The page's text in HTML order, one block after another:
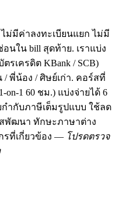
ม่มีค่าลงทะเบียนแยก ไม่มี
นใน bill สุดท้าย. เราแบ่ง
รเครดิต KBank / SCB)
/ พี่น้อง / ศิษย์เก่า. คอร์สที่
on-1 60 ชม.) แบ่งจ่ายได้ 6
กำกับภาษีเต็มรูปแบบ ใช้ลด
พัฒนา ทักษะภาษาต่าง
รที่เกี่ยวข้อง — โปรดตรวจ